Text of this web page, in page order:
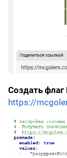
Создать
https://